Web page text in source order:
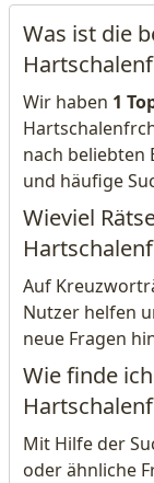
Was ist die
Wir haben 1
nach beliebten
und häufige
Wieviel
Auf
Nutzer helfen
neue Fragen
Wie finde
Mit Hilfe der
oder ähnliche